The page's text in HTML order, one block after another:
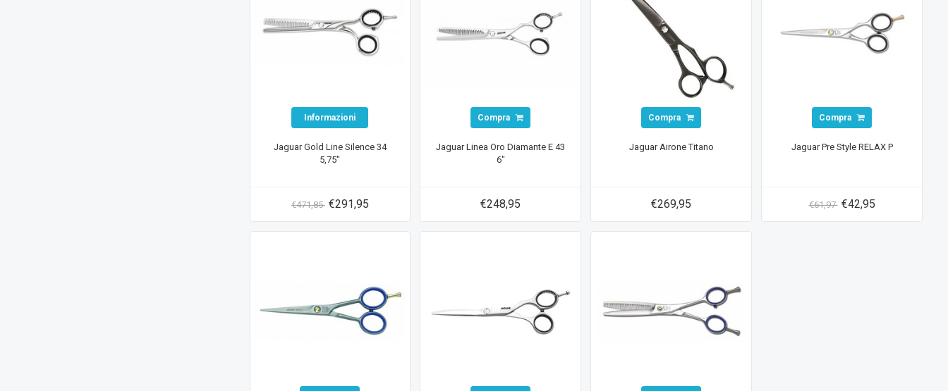
Informazioni
Jaguar Gold Line Silence 34
5,75"
€471,85 €291,95
Compra
Jaguar Linea Oro Diamante E 43
6"
€248,95
Compra
Jaguar Airone Titano
€269,95
Compra
Jaguar Pre Style RELAX P
€61,97 €42,95